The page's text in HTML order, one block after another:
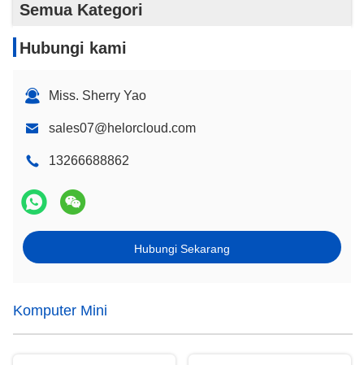
Semua Kategori
Hubungi kami
Miss. Sherry Yao
sales07@helorcloud.com
13266688862
Hubungi Sekarang
Komputer Mini